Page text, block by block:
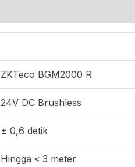
ZKTeco BGM2000 R
24V DC Brushless
± 0,6 detik
Hingga ≤ 3 meter